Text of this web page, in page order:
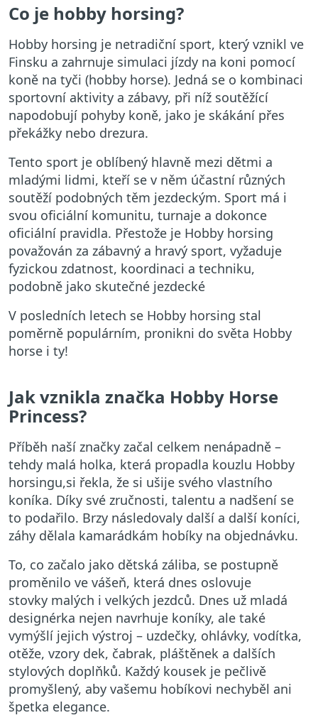
Co je hobby horsing?
Hobby horsing je netradiční sport, který vznikl ve
Finsku a zahrnuje simulaci jízdy na koni pomocí
koně na tyči (hobby horse). Jedná se o kombinaci
sportovní aktivity a zábavy, při níž soutěžící
napodobují pohyby koně, jako je skákání přes
překážky nebo drezura.
Tento sport je oblíbený hlavně mezi dětmi a
mladými lidmi, kteří se v něm účastní různých
soutěží podobných těm jezdeckým. Sport má i
svou oficiální komunitu, turnaje a dokonce
oficiální pravidla. Přestože je Hobby horsing
považován za zábavný a hravý sport, vyžaduje
fyzickou zdatnost, koordinaci a techniku,
podobně jako skutečné jezdecké
V posledních letech se Hobby horsing stal
poměrně populárním, pronikni do světa Hobby
horse i ty!
Jak vznikla značka Hobby Horse
Princess?
Příběh naší značky začal celkem nenápadně –
tehdy malá holka, která propadla kouzlu Hobby
horsingu,si řekla, že si ušije svého vlastního
koníka. Díky své zručnosti, talentu a nadšení se
to podařilo. Brzy následovaly další a další koníci,
záhy dělala kamarádkám hobíky na objednávku.
To, co začalo jako dětská záliba, se postupně
proměnilo ve vášeň, která dnes oslovuje
stovky malých i velkých jezdců. Dnes už mladá
designérka nejen navrhuje koníky, ale také
vymýšlí jejich výstroj – uzdečky, ohlávky, vodítka,
otěže, vzory dek, čabrak, pláštěnek a dalších
stylových doplňků. Každý kousek je pečlivě
promyšlený, aby vašemu hobíkovi nechyběl ani
špetka elegance.